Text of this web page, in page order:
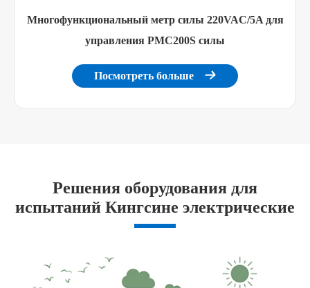
Многофункциональный метр силы 220VAC/5A для
управления PMC200S силы
Посмотреть больше 
Решения оборудования для
испытаний Кингсине электрические